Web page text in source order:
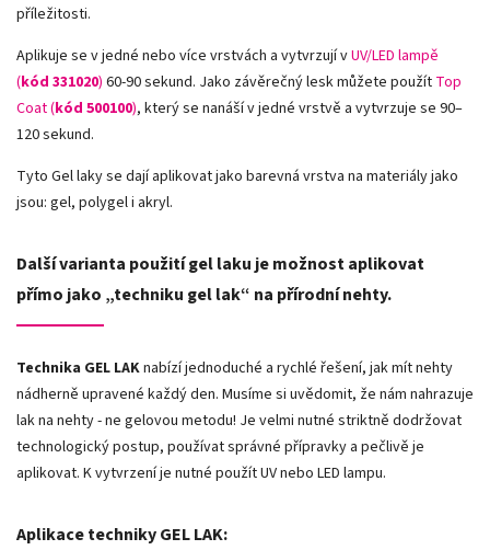
příležitosti.
Aplikuje se v jedné nebo více vrstvách a vytvrzují vUV/LED lampě
(kód 331020) 60-90 sekund. Jako závěrečný lesk můžete použít Top
Coat (kód 500100), který se nanáší v jedné vrstvě a vytvrzuje se 90–
120 sekund.
Tyto Gel laky se dají aplikovat jako barevná vrstva na materiály jako
jsou: gel, polygel i akryl.
Další varianta použití gel laku je možnost aplikovat
přímo jako „techniku gel lak“ na přírodní nehty.
Technika GEL LAKnabízí jednoduché a rychlé řešení, jak mít nehty
nádherně upravené každý den. Musíme si uvědomit, že nám nahrazuje
lak na nehty - ne gelovou metodu! Je velmi nutné striktně dodržovat
technologický postup, používat správné přípravky a pečlivě je
aplikovat. K vytvrzení je nutné použít UV nebo LED lampu.
Aplikace techniky GEL LAK: